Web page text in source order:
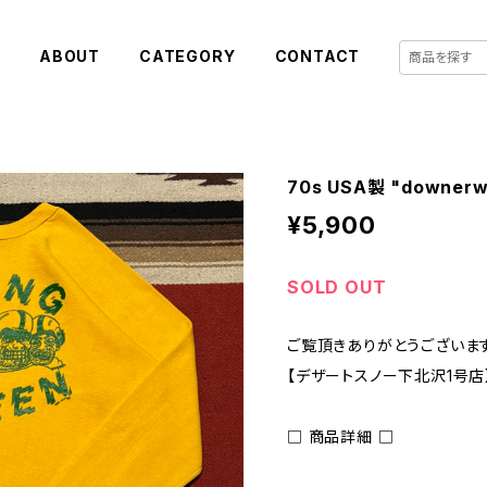
ABOUT CATEGORY CONTACT
70s USA製
¥5,900
SOLD OUT
ご覧頂きありがとうございます
【デザートスノー下北沢1号店】
□ 商品詳細 □